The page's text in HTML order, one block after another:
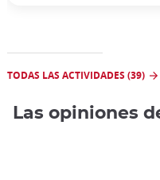
TODAS LAS ACTIVIDADES (39)
Las opiniones